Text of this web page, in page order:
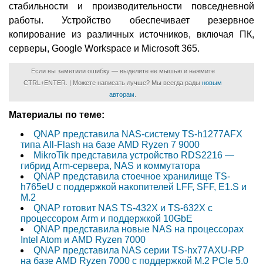
стабильности и производительности повседневной
работы. Устройство обеспечивает резервное
копирование из различных источников, включая ПК,
серверы, Google Workspace и Microsoft 365.
Если вы заметили ошибку — выделите ее мышью и нажмите
CTRL+ENTER. | Можете написать лучше? Мы всегда рады новым
авторам
Материалы по теме:
QNAP представила NAS-систему TS-h1277AFX
типа All-Flash на базе AMD Ryzen 7 9000
MikroTik представила устройство RDS2216 —
гибрид Arm-сервера, NAS и коммутатора
QNAP представила стоечное хранилище TS-
h765eU с поддержкой накопителей LFF, SFF, E1.S и
М.2
QNAP готовит NAS TS-432X и TS-632X с
процессором Arm и поддержкой 10GbE
QNAP представила новые NAS на процессорах
Intel Atom и AMD Ryzen 7000
QNAP представила NAS серии TS-hx77AXU-RP
на базе AMD Ryzen 7000 с поддержкой M.2 PCIe 5.0